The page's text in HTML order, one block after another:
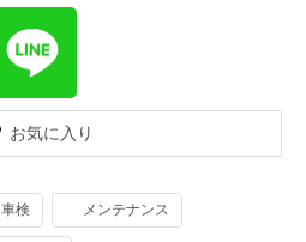
お気に入り
車検 メンテナンス